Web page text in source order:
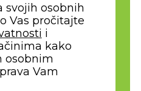
svojih osobnih
Vas pročitajte
i
kako
osobnim
Vam